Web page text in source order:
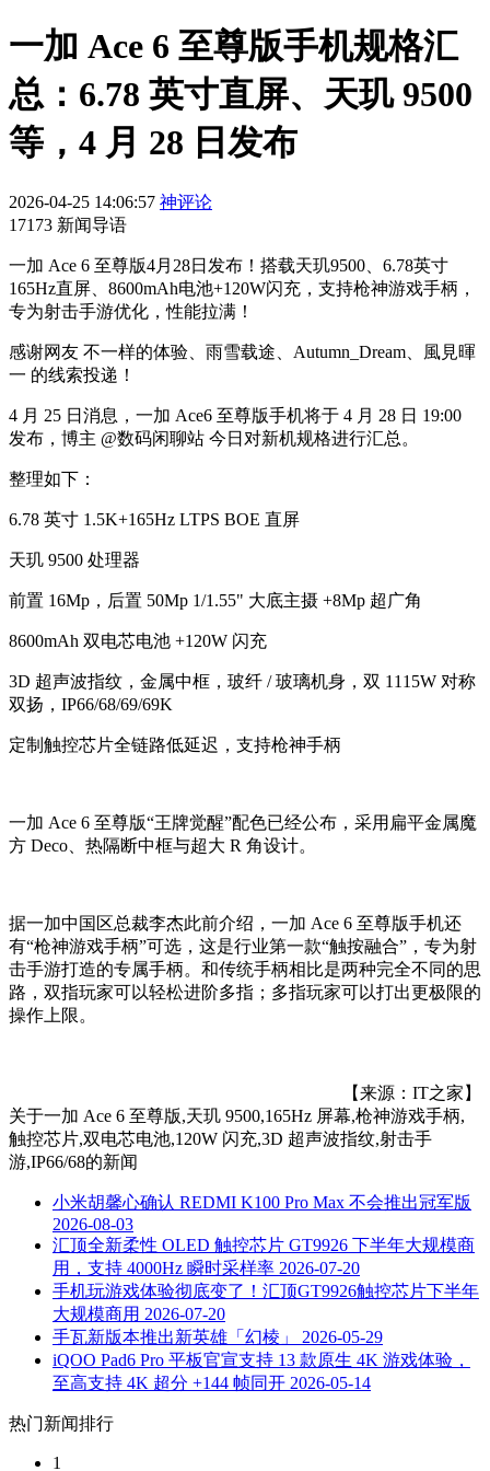
一加 Ace 6 至尊版手机规格汇
总：6.78 英寸直屏、天玑 9500
等，4 月 28 日发布
2026-04-25 14:06:57 神评论
17173 新闻导语
一加 Ace 6 至尊版4月28日发布！搭载天玑9500、6.78英寸
165Hz直屏、8600mAh电池+120W闪充，支持枪神游戏手柄，
专为射击手游优化，性能拉满！
感谢网友 不一样的体验、雨雪载途、Autumn_Dream、風見暉
一 的线索投递！
4 月 25 日消息，一加 Ace6 至尊版手机将于 4 月 28 日 19:00
发布，博主 @数码闲聊站 今日对新机规格进行汇总。
整理如下：
6.78 英寸 1.5K+165Hz LTPS BOE 直屏
天玑 9500 处理器
前置 16Mp，后置 50Mp 1/1.55" 大底主摄 +8Mp 超广角
8600mAh 双电芯电池 +120W 闪充
3D 超声波指纹，金属中框，玻纤 / 玻璃机身，双 1115W 对称
双扬，IP66/68/69/69K
定制触控芯片全链路低延迟，支持枪神手柄
一加 Ace 6 至尊版“王牌觉醒”配色已经公布，采用扁平金属魔
方 Deco、热隔断中框与超大 R 角设计。
据一加中国区总裁李杰此前介绍，一加 Ace 6 至尊版手机还
有“枪神游戏手柄”可选，这是行业第一款“触按融合”，专为射
击手游打造的专属手柄。和传统手柄相比是两种完全不同的思
路，双指玩家可以轻松进阶多指；多指玩家可以打出更极限的
操作上限。
【来源：IT之家】
关于一加 Ace 6 至尊版,天玑 9500,165Hz 屏幕,枪神游戏手柄,
触控芯片,双电芯电池,120W 闪充,3D 超声波指纹,射击手
游,IP66/68的新闻
小米胡馨心确认 REDMI K100 Pro Max 不会推出冠军版
2026-08-03
汇顶全新柔性 OLED 触控芯片 GT9926 下半年大规模商
用，支持 4000Hz 瞬时采样率 2026-07-20
手机玩游戏体验彻底变了！汇顶GT9926触控芯片下半年
大规模商用 2026-07-20
手瓦新版本推出新英雄「幻棱」
2026-05-29
iQOO Pad6 Pro 平板官宣支持 13 款原生 4K 游戏体验，
至高支持 4K 超分 +144 帧同开 2026-05-14
热门新闻排行
1